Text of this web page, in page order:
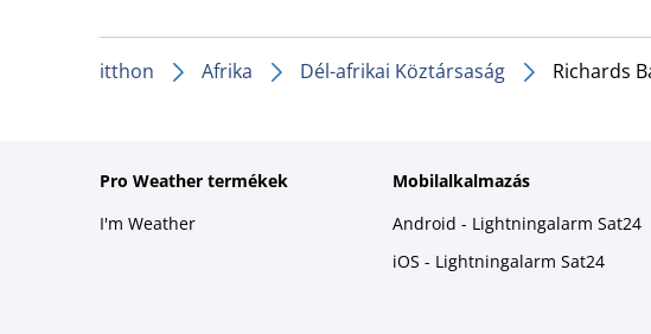
itthon Afrika Dél-afrikai Köztársaság Richards
Pro Weather termékek
I'm Weather
Mobilalkalmazás
Android - Lightningalarm Sat24
iOS - Lightningalarm Sat24